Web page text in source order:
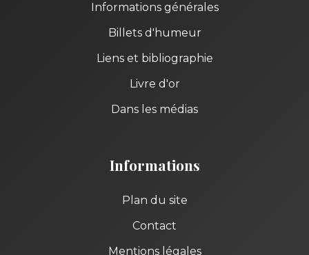
Informations générales
Billets d'humeur
Liens et bibliographie
Livre d'or
Dans les médias
Informations
Plan du site
Contact
Mentions légales